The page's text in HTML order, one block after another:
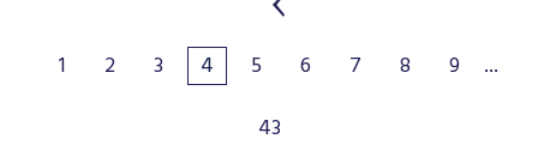
1 2 3 4 5 6 7 8 9
...
43